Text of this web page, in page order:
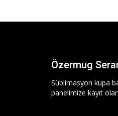
Özermug
Süblimasyon kupa
panelimize kayıt